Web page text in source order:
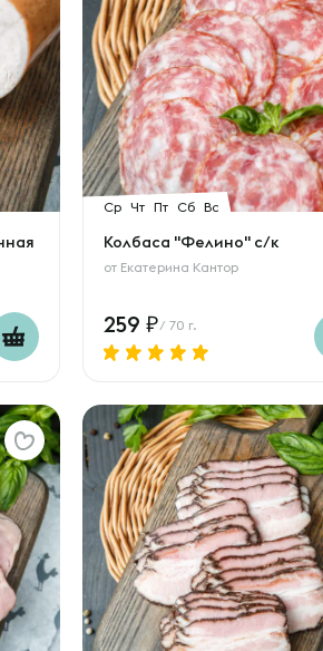
Ср Чт Пт Сб Вс
Колбаса "Фелино" с/к
от Екатерина Кантор
259 / 70 г.